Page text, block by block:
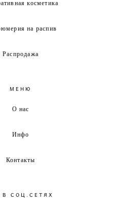
косметика
на распив
Распродажа
МЕНЮ
О нас
Инфо
Контакты
СОЦ.СЕТЯХ